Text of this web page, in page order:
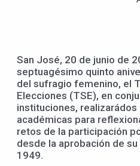
San José, 20 de junio de
septuagésimo quinto
del sufragio femenino, el
Elecciones (TSE), en
instituciones, realizarádos
académicas para
retos de la participación
desde la aprobación de
1949.